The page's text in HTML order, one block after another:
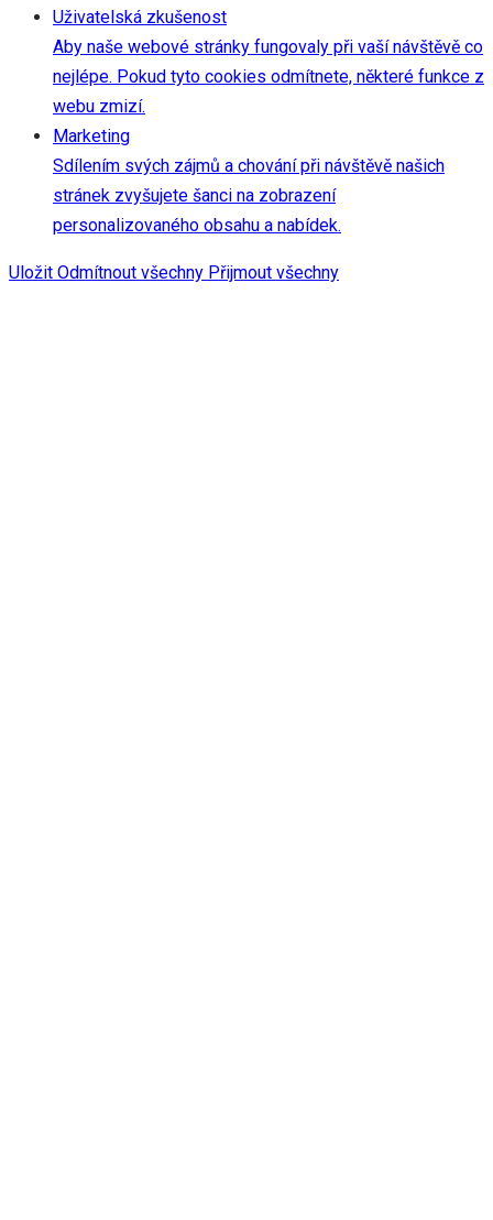
Uživatelská zkušenost
Aby naše webové stránky fungovaly při vaší návštěvě co
nejlépe. Pokud tyto cookies odmítnete, některé funkce z
webu zmizí.
Marketing
Sdílením svých zájmů a chování při návštěvě našich
stránek zvyšujete šanci na zobrazení
personalizovaného obsahu a nabídek.
Uložit Odmítnout všechny Přijmout všechny